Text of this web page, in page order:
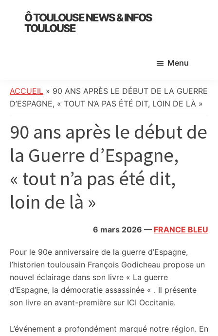
primary
Ô TOULOUSE NEWS & INFOS
TOULOUSE
:
info
société,
culture,
politique,
faits
Menu
ACCUEIL » 90 ANS APRÈS LE DÉBUT DE LA GUERRE
D’ESPAGNE, « TOUT N’A PAS ÉTÉ DIT, LOIN DE LÀ »
90 ans après le début de
la Guerre d’Espagne,
« tout n’a pas été dit,
loin de là »
6 mars 2026 — FRANCE BLEU
Pour le 90e anniversaire de la guerre d’Espagne,
l’historien toulousain François Godicheau propose un
nouvel éclairage dans son livre « La guerre
d’Espagne, la démocratie assassinée « . Il présente
son livre en avant-première sur ICI Occitanie.
L’événement a profondément marqué notre région. En